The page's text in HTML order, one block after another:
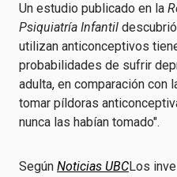
Un estudio publicado en la
Psiquiatría Infantil
utilizan anticonceptivos
probabilidades de sufrir
adulta, en comparación con
tomar píldoras
nunca las habían tomado".
Según Noticias UBCLos